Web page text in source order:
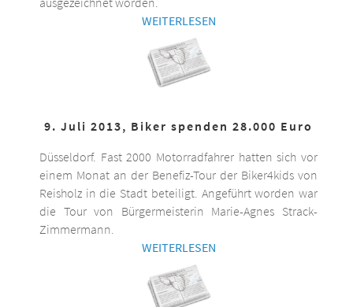
WEITERLESEN
9. Juli 2013, Biker spenden 28.000 Euro
Düsseldorf. Fast 2000 Motorradfahrer hatten sich vor
einem Monat an der Benefiz-Tour der Biker4kids von
Reisholz in die Stadt beteiligt. Angeführt worden war
die Tour von Bürgermeisterin Marie-Agnes Strack-
Zimmermann.
WEITERLESEN